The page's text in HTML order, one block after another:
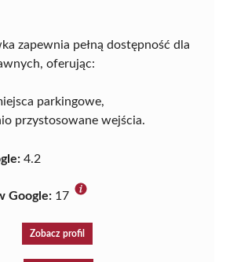
zapewnia pełną dostępność dla
oferując:
parkingowe,
przystosowane wejścia.
4.2
Google: 17
Zobacz profil